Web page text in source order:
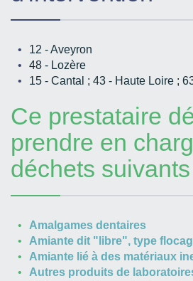
12 - Aveyron
48 - Lozère
15 - Cantal ; 43 - Haute Loire ;
Ce prestataire
prendre en
déchets
Amalgames dentaires
Amiante dit "libre", type
Amiante lié à des matériaux
Autres produits de